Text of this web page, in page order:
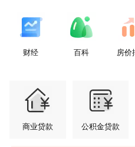
财经 百科 房价
商业贷款 公积金贷款